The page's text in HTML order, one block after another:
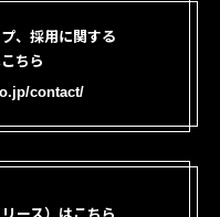
、採用に関する
ちら
contact/